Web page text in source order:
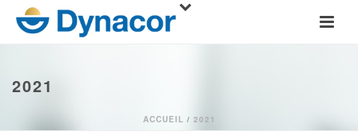
2021
ACCUEIL / 2021